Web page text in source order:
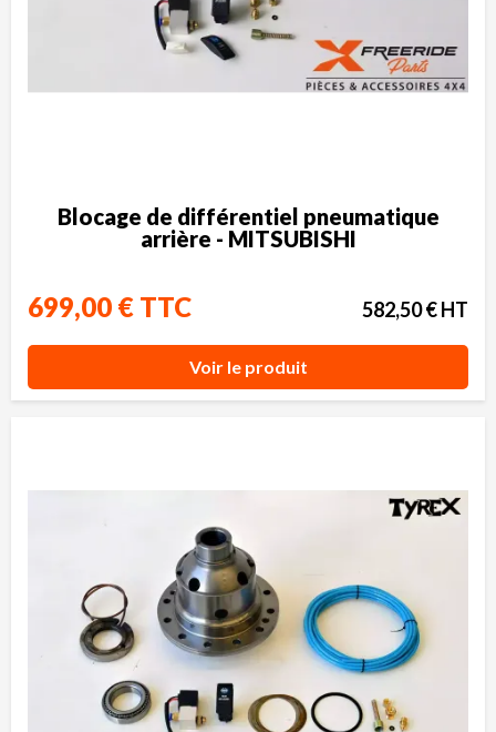
Blocage de différentiel pneumatique
arrière - MITSUBISHI
699,00 € TTC 582,50 € HT
Voir le produit